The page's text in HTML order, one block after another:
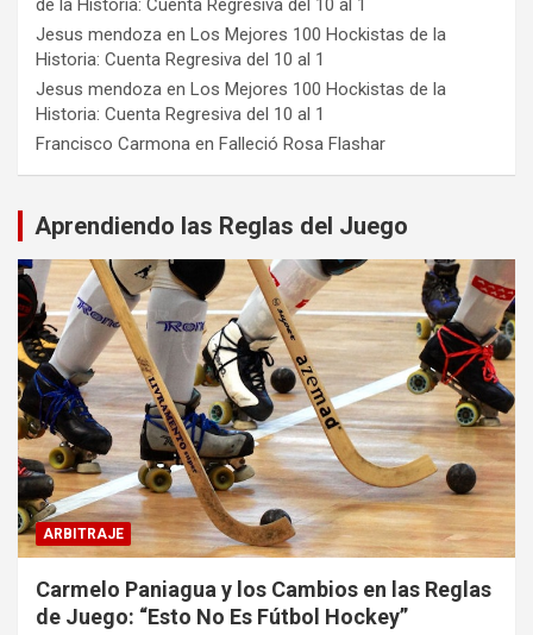
de la Historia: Cuenta Regresiva del 10 al 1
Jesus mendoza en Los Mejores 100 Hockistas de la
Historia: Cuenta Regresiva del 10 al 1
Jesus mendoza en Los Mejores 100 Hockistas de la
Historia: Cuenta Regresiva del 10 al 1
Francisco Carmona en Falleció Rosa Flashar
Aprendiendo las Reglas del Juego
ARBITRAJE
Carmelo Paniagua y los Cambios en las Reglas
de Juego: “Esto No Es Fútbol Hockey”